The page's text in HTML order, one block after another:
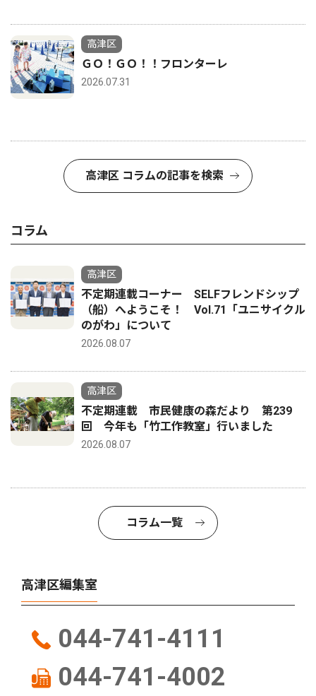
高津区
ＧＯ！ＧＯ！！フロンターレ
2026.07.31
高津区 コラムの記事を検索
コラム
高津区
不定期連載コーナー SELFフレンドシップ
（船）へようこそ！ Vol.71「ユニサイクル
のがわ」について
2026.08.07
高津区
不定期連載 市民健康の森だより 第239
回 今年も「竹工作教室」行いました
2026.08.07
コラム一覧
高津区編集室
044-741-4111
044-741-4002